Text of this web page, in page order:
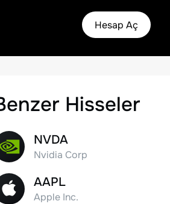
Hesap Aç
Hisseler
NVDA
Nvidia Corp
AAPL
Apple Inc.